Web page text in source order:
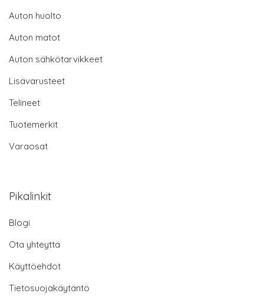
Auton huolto
Auton matot
Auton sähkötarvikkeet
Lisävarusteet
Telineet
Tuotemerkit
Varaosat
Pikalinkit
Blogi
Ota yhteyttä
Käyttöehdot
Tietosuojakäytäntö